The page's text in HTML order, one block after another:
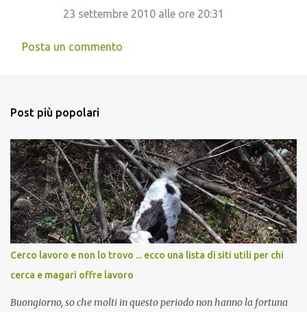
23 settembre 2010 alle ore 20:31
Posta un commento
Post più popolari
Cerco lavoro e non lo trovo ... ecco una lista di siti utili per chi
cerca e magari offre lavoro
Buongiorno, so che molti in questo periodo non hanno la fortuna